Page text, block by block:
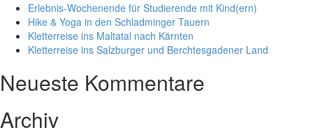
Erlebnis-Wochenende für Studierende mit Kind(ern)
Hike & Yoga in den Schladminger Tauern
Kletterreise ins Maltatal nach Kärnten
Kletterreise ins Salzburger und Berchtesgadener Land
Neueste Kommentare
Archiv